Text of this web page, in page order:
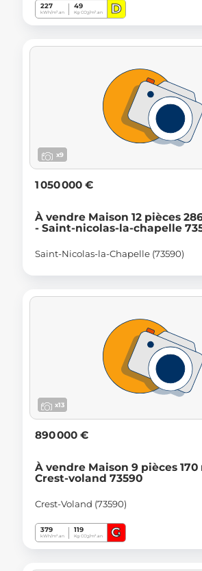
227
kWh/m².an
49
Kg CO2/m².an D
x9
1 050 000 €
À vendre Maison 12 pièces
- Saint-nicolas-la-chapelle
Saint-Nicolas-la-Chapelle (73590)
x13
890 000 €
À vendre Maison 9 pièces 170
Crest-voland 73590
Crest-Voland (73590)
379
kWh/m².an
119
Kg CO2/m².an G